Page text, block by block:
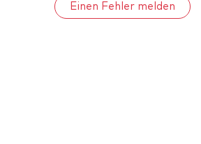
Einen Fehler melden